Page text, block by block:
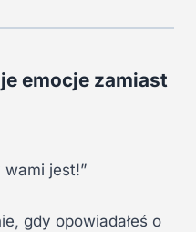
emocje zamiast
wami jest!”
gdy opowiadałeś o